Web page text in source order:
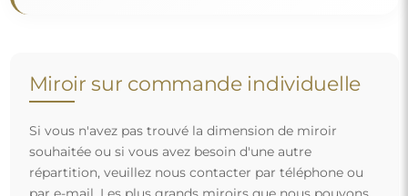
Livraison gratuite et transport sécurisé
Vous n’avez pas à vous soucier du transport – nous nous
occupons de faire en sorte que le miroir que vous avez
commandé arrive en toute sécurité entre vos mains, et ce,
complètement gratuitement. Nous disposons de notre